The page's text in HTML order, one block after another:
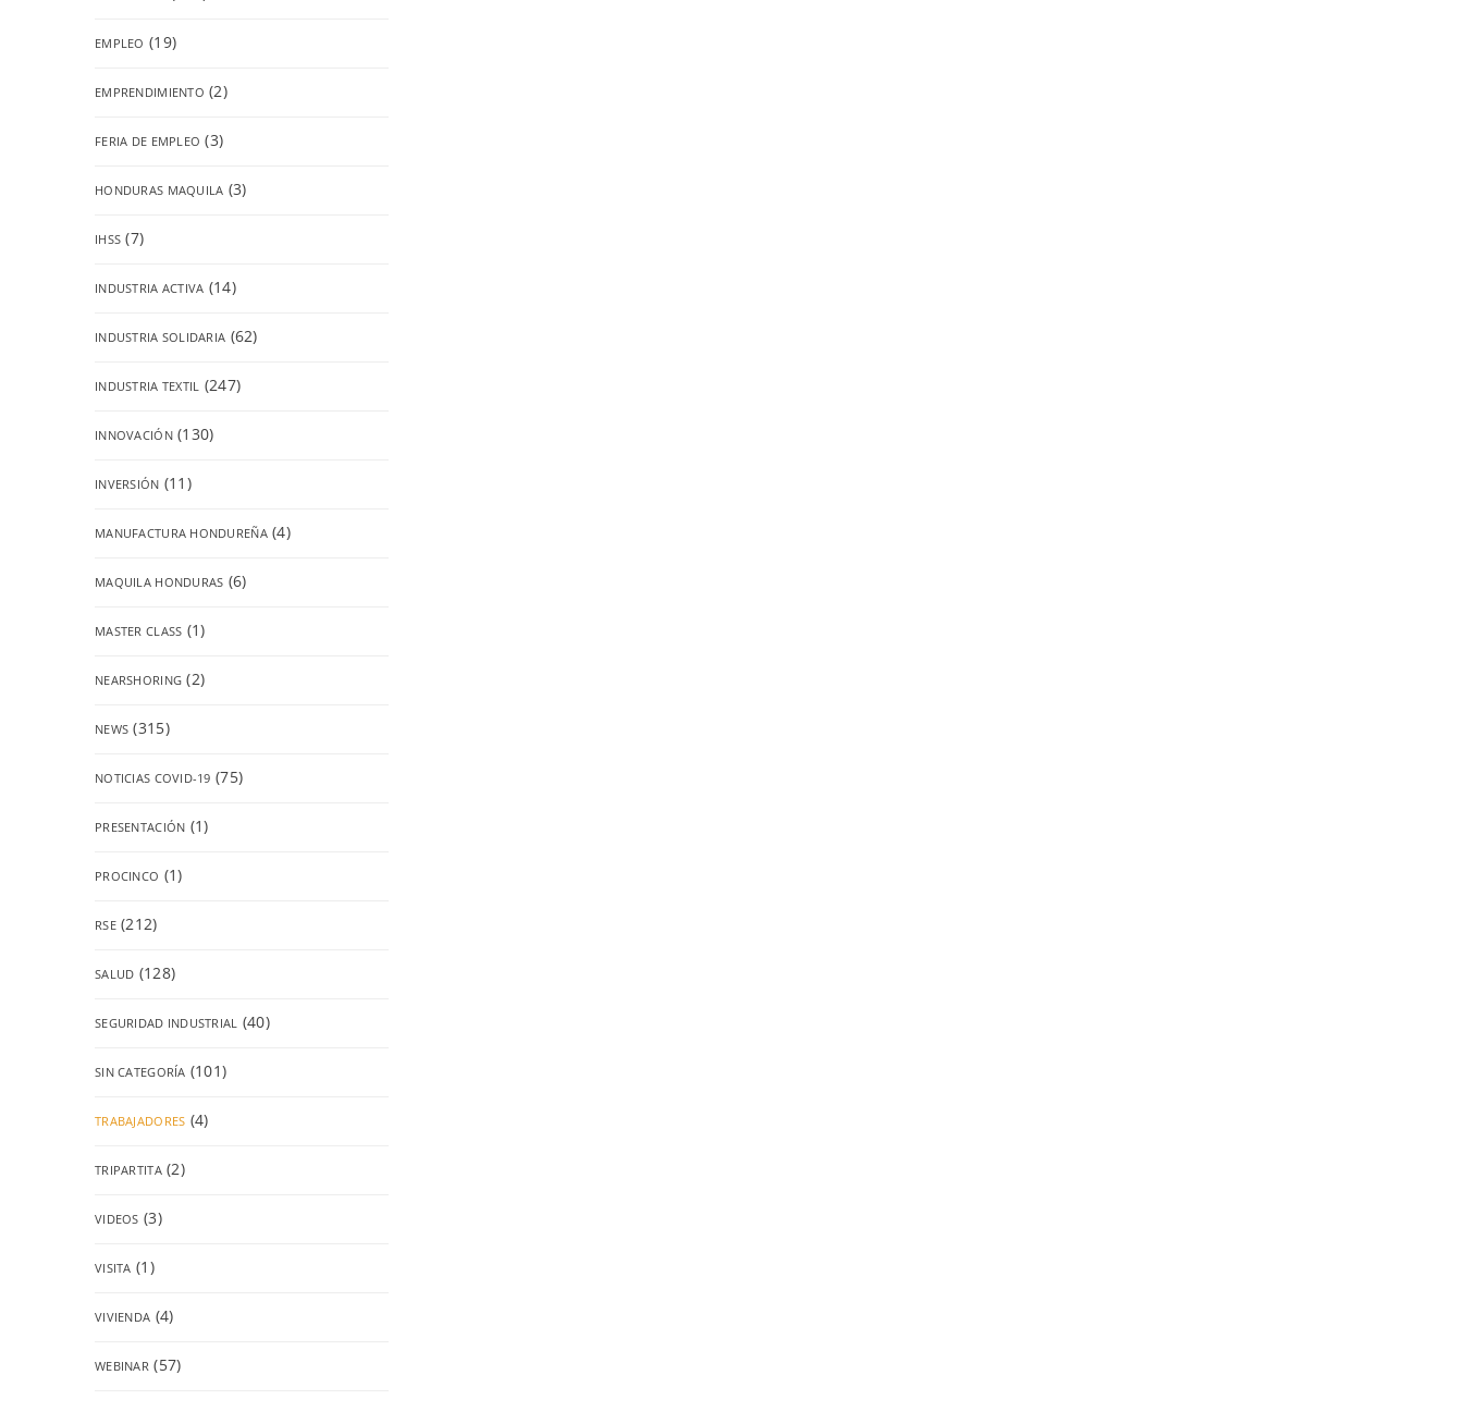
EMPLEO (19)
EMPRENDIMIENTO (2)
FERIA DE EMPLEO (3)
HONDURAS MAQUILA (3)
IHSS (7)
INDUSTRIA ACTIVA (14)
INDUSTRIA SOLIDARIA (62)
INDUSTRIA TEXTIL (247)
INNOVACIÓN(130)
INVERSIÓN (11)
MANUFACTURA HONDUREÑA(4)
MAQUILA HONDURAS (6)
MASTER CLASS (1)
NEARSHORING (2)
NEWS (315)
NOTICIAS COVID-19 (75)
PRESENTACIÓN (1)
PROCINCO (1)
RSE(212)
SALUD (128)
SEGURIDAD INDUSTRIAL (40)
SIN CATEGORÍA (101)
TRABAJADORES (4)
TRIPARTITA(2)
VIDEOS (3)
VISITA (1)
VIVIENDA (4)
WEBINAR(57)